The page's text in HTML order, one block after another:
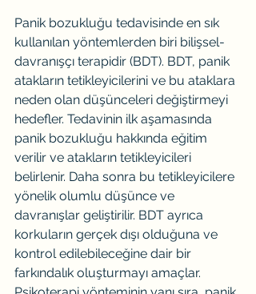
Panik bozukluğu tedavisinde en sık
kullanılan yöntemlerden biri bilişsel-
davranışçı terapidir (BDT). BDT, panik
atakların tetikleyicilerini ve bu ataklara
neden olan düşünceleri değiştirmeyi
hedefler. Tedavinin ilk aşamasında
panik bozukluğu hakkında eğitim
verilir ve atakların tetikleyicileri
belirlenir. Daha sonra bu tetikleyicilere
yönelik olumlu düşünce ve
davranışlar geliştirilir. BDT ayrıca
korkuların gerçek dışı olduğuna ve
kontrol edilebileceğine dair bir
farkındalık oluşturmayı amaçlar.